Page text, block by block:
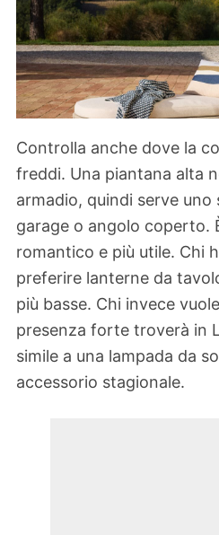
Controlla anche dove la
freddi. Una piantana alta
armadio, quindi serve
garage o angolo coperto.
romantico e più utile. Chi
preferire lanterne da
più basse. Chi invece
presenza forte troverà in
simile a una lampada da
accessorio stagionale.